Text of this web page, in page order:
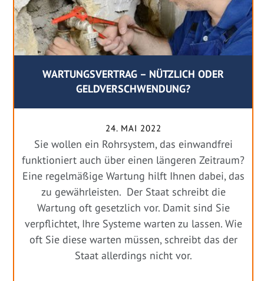
WARTUNGSVERTRAG – NÜTZLICH ODER
GELDVERSCHWENDUNG?
24. MAI 2022
Sie wollen ein Rohrsystem, das einwandfrei
funktioniert auch über einen längeren Zeitraum?
Eine regelmäßige Wartung hilft Ihnen dabei, das
zu gewährleisten. Der Staat schreibt die
Wartung oft gesetzlich vor. Damit sind Sie
verpflichtet, Ihre Systeme warten zu lassen. Wie
oft Sie diese warten müssen, schreibt das der
Staat allerdings nicht vor.